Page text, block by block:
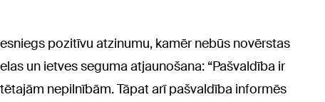
pozitīvu atzinumu, kamēr nebūs novērstas
un ietves seguma atjaunošana: “Pašvaldība ir
nepilnībām. Tāpat arī pašvaldība informēs